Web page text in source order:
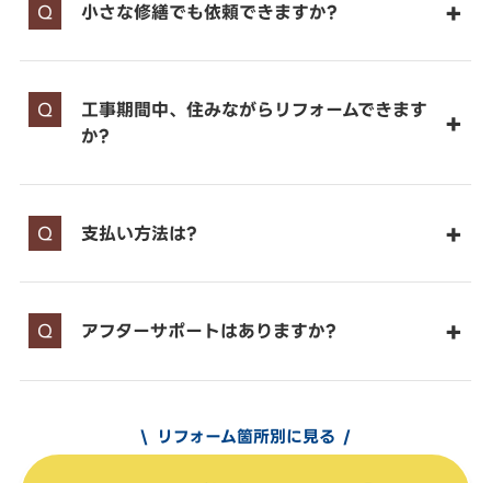
小さな修繕でも依頼できますか?
工事期間中、住みながらリフォームできます
か?
支払い方法は?
アフターサポートはありますか?
リフォーム箇所別に見る